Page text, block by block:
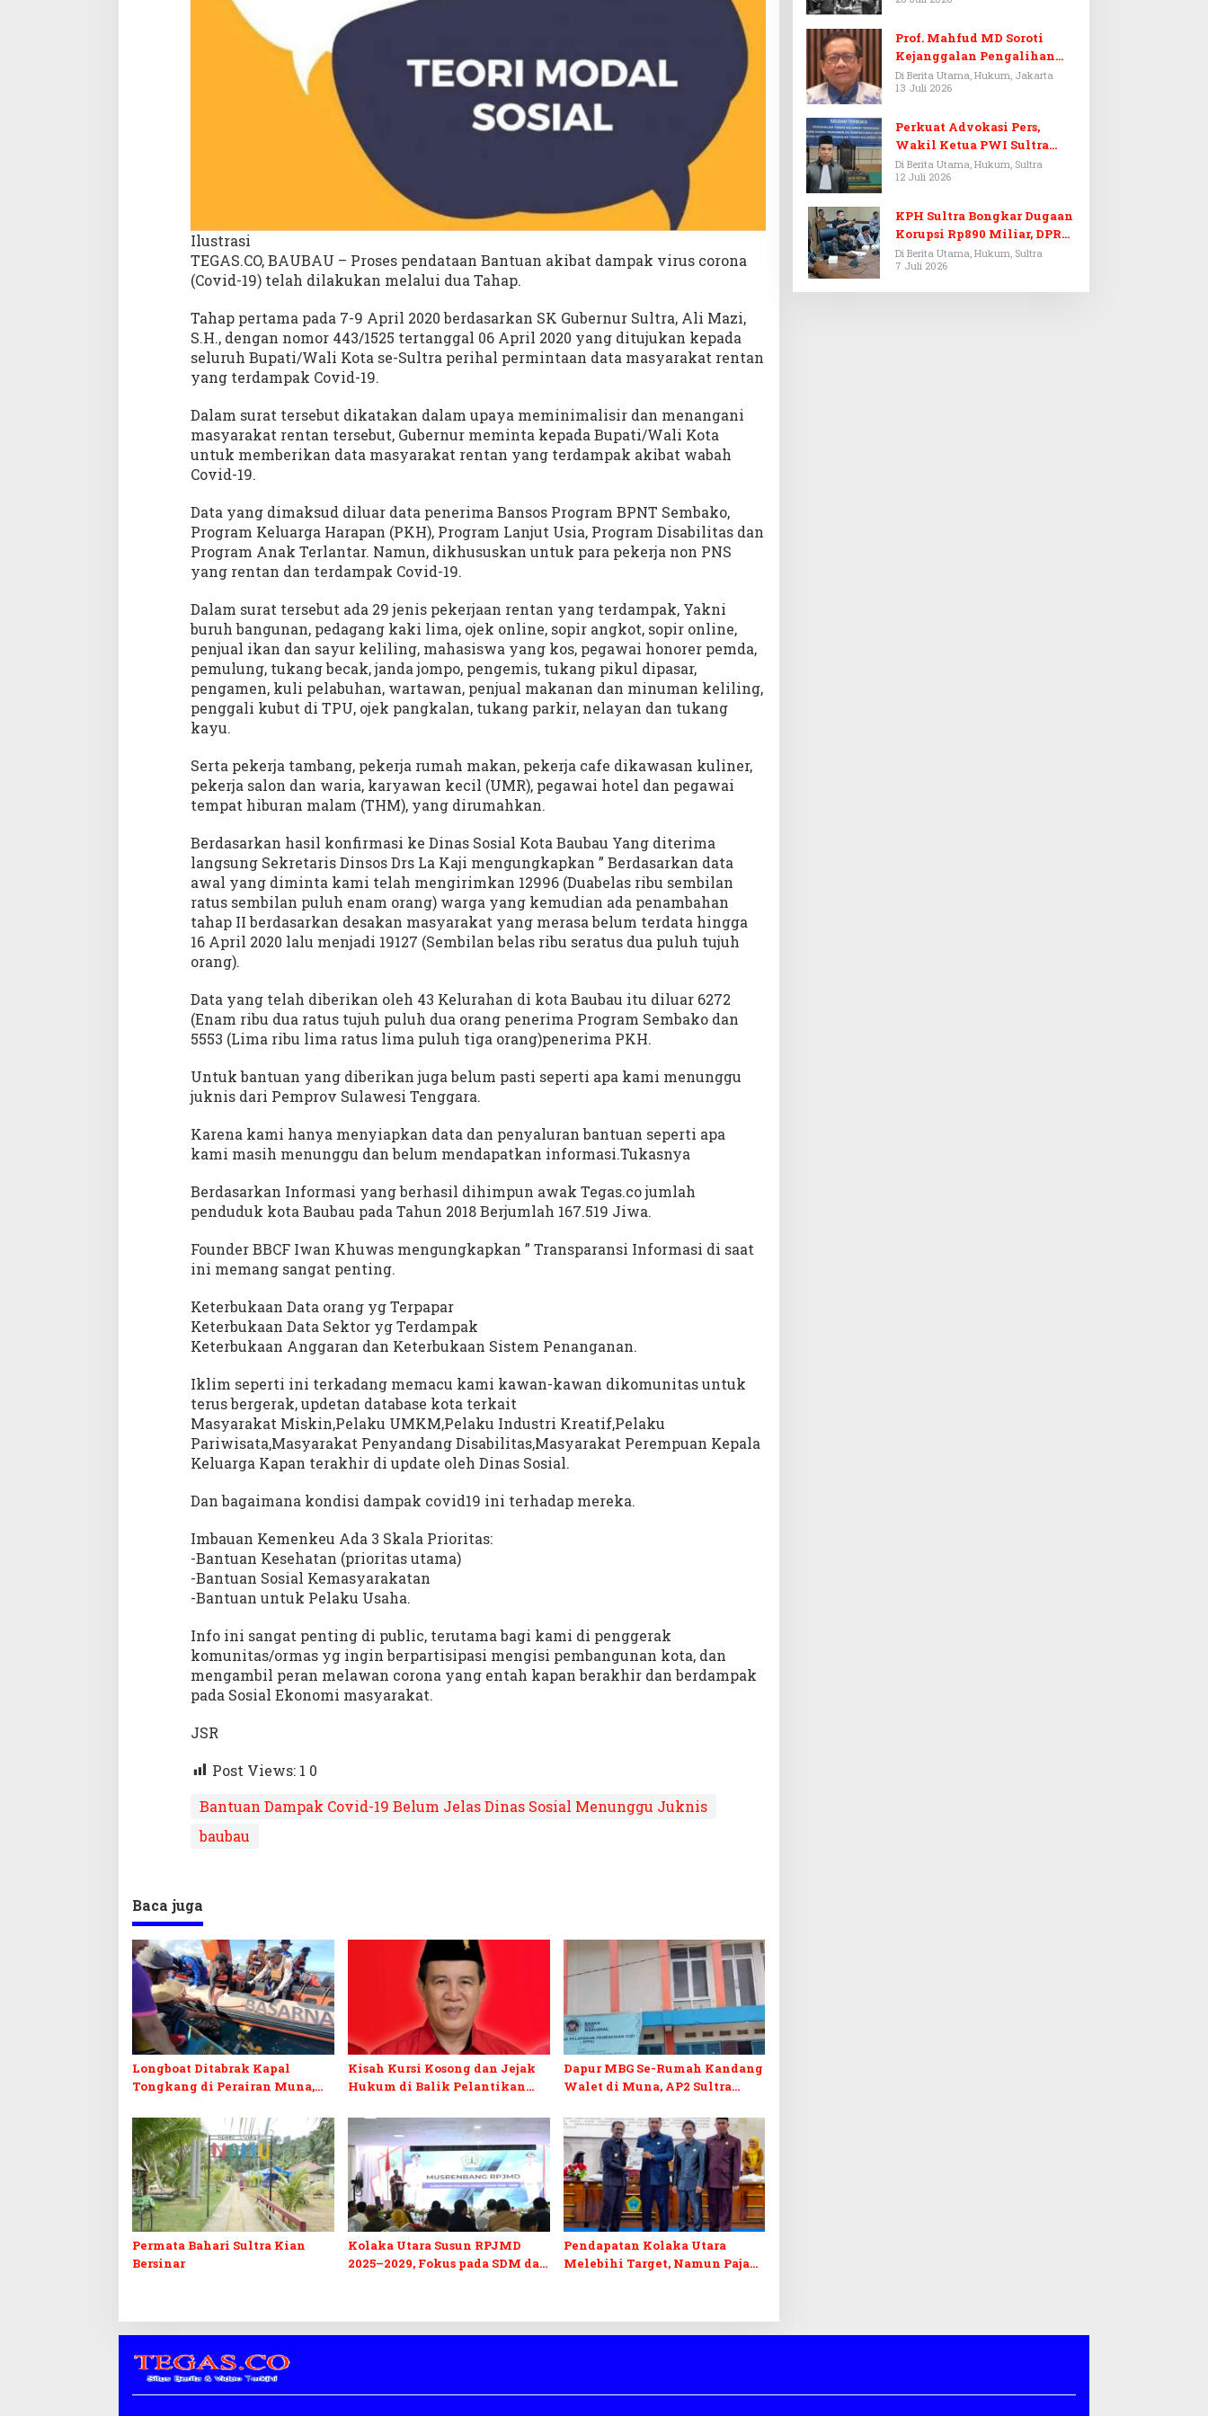
s
M
e
n
u
g
g
u
J
n
i
s
Ilustrasi
TEGAS.CO, BAUBAU – Proses pendataan Bantuan akibat dampak virus corona
(Covid-19) telah dilakukan melalui dua Tahap.
Tahap pertama pada 7-9 April 2020 berdasarkan SK Gubernur Sultra, Ali Mazi,
S.H., dengan nomor 443/1525 tertanggal 06 April 2020 yang ditujukan kepada
seluruh Bupati/Wali Kota se-Sultra perihal permintaan data masyarakat rentan
yang terdampak Covid-19.
Dalam surat tersebut dikatakan dalam upaya meminimalisir dan menangani
masyarakat rentan tersebut, Gubernur meminta kepada Bupati/Wali Kota
untuk memberikan data masyarakat rentan yang terdampak akibat wabah
Covid-19.
Data yang dimaksud diluar data penerima Bansos Program BPNT Sembako,
Program Keluarga Harapan (PKH), Program Lanjut Usia, Program Disabilitas dan
Program Anak Terlantar. Namun, dikhususkan untuk para pekerja non PNS
yang rentan dan terdampak Covid-19.
Dalam surat tersebut ada 29 jenis pekerjaan rentan yang terdampak, Yakni
buruh bangunan, pedagang kaki lima, ojek online, sopir angkot, sopir online,
penjual ikan dan sayur keliling, mahasiswa yang kos, pegawai honorer pemda,
pemulung, tukang becak, janda jompo, pengemis, tukang pikul dipasar,
pengamen, kuli pelabuhan, wartawan, penjual makanan dan minuman keliling,
penggali kubut di TPU, ojek pangkalan, tukang parkir, nelayan dan tukang
kayu.
Serta pekerja tambang, pekerja rumah makan, pekerja cafe dikawasan kuliner,
pekerja salon dan waria, karyawan kecil (UMR), pegawai hotel dan pegawai
tempat hiburan malam (THM), yang dirumahkan.
Berdasarkan hasil konfirmasi ke Dinas Sosial Kota Baubau Yang diterima
langsung Sekretaris Dinsos Drs La Kaji mengungkapkan ” Berdasarkan data
awal yang diminta kami telah mengirimkan 12996 (Duabelas ribu sembilan
ratus sembilan puluh enam orang) warga yang kemudian ada penambahan
tahap II berdasarkan desakan masyarakat yang merasa belum terdata hingga
16 April 2020 lalu menjadi 19127 (Sembilan belas ribu seratus dua puluh tujuh
orang).
Data yang telah diberikan oleh 43 Kelurahan di kota Baubau itu diluar 6272
(Enam ribu dua ratus tujuh puluh dua orang penerima Program Sembako dan
5553 (Lima ribu lima ratus lima puluh tiga orang)penerima PKH.
Untuk bantuan yang diberikan juga belum pasti seperti apa kami menunggu
juknis dari Pemprov Sulawesi Tenggara.
Karena kami hanya menyiapkan data dan penyaluran bantuan seperti apa
kami masih menunggu dan belum mendapatkan informasi.Tukasnya
Berdasarkan Informasi yang berhasil dihimpun awak Tegas.co jumlah
penduduk kota Baubau pada Tahun 2018 Berjumlah 167.519 Jiwa.
Founder BBCF Iwan Khuwas mengungkapkan ” Transparansi Informasi di saat
ini memang sangat penting.
Keterbukaan Data orang yg Terpapar
Keterbukaan Data Sektor yg Terdampak
Keterbukaan Anggaran dan Keterbukaan Sistem Penanganan.
Iklim seperti ini terkadang memacu kami kawan-kawan dikomunitas untuk
terus bergerak, updetan database kota terkait
Masyarakat Miskin,Pelaku UMKM,Pelaku Industri Kreatif,Pelaku
Pariwisata,Masyarakat Penyandang Disabilitas,Masyarakat Perempuan Kepala
Keluarga Kapan terakhir di update oleh Dinas Sosial.
Dan bagaimana kondisi dampak covid19 ini terhadap mereka.
Imbauan Kemenkeu Ada 3 Skala Prioritas:
-Bantuan Kesehatan (prioritas utama)
-Bantuan Sosial Kemasyarakatan
-Bantuan untuk Pelaku Usaha.
Info ini sangat penting di public, terutama bagi kami di penggerak
komunitas/ormas yg ingin berpartisipasi mengisi pembangunan kota, dan
mengambil peran melawan corona yang entah kapan berakhir dan berdampak
pada Sosial Ekonomi masyarakat.
JSR
Post Views: 1 0
Bantuan Dampak Covid-19 Belum Jelas Dinas Sosial Menunggu Juknis
baubau
Baca juga
Longboat Ditabrak Kapal
Tongkang di Perairan Muna,
Meninggal, Satu Masih Dicari
Kisah Kursi Kosong dan Jejak
Hukum di Balik Pelantikan
Dapur MBG Se-Rumah Kandang
Walet di Muna, AP2 Sultra
Permata Bahari Sultra Kian
Bersinar
Kolaka Utara Susun RPJMD
2025–2029, Fokus pada SDM dan
Pendapatan Kolaka Utara
Melebihi Target, Namun Pajak
Prof. Mahfud MD Soroti
Kejanggalan Pengalihan
Penyelidikan Tersangka
Febrie Adriansyah
Di Berita Utama, Hukum, Jakarta
13 Juli 2026
Perkuat Advokasi Pers,
Wakil Ketua PWI Sultra
Resmi Dilantik Menjadi
Advokat PERADI
Di Berita Utama, Hukum, Sultra
12 Juli 2026
KPH Sultra Bongkar Dugaan
Korupsi Rp890 Miliar, DPRD
Sultra Gelar RDP
Di Berita Utama, Hukum, Sultra
7 Juli 2026